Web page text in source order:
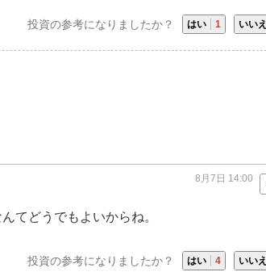
投資の参考になりましたか？ はい 1 いいえ
8月7日 14:00
てどうでもよいからね。
投資の参考になりましたか？ はい 4 いいえ